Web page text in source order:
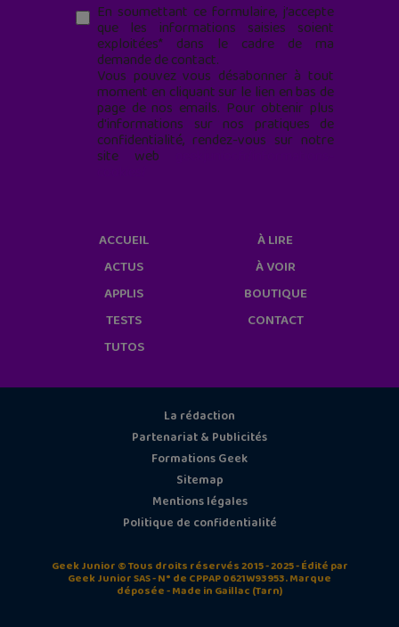
En soumettant ce formulaire, j’accepte
que les informations saisies soient
exploitées* dans le cadre de ma
demande de contact.
Vous pouvez vous désabonner à tout
moment en cliquant sur le lien en bas de
page de nos emails. Pour obtenir plus
d'informations sur nos pratiques de
confidentialité, rendez-vous sur notre
site web
ACCUEIL
ACTUS
APPLIS
TESTS
TUTOS
À LIRE
À VOIR
BOUTIQUE
CONTACT
La rédaction
Partenariat & Publicités
Formations Geek
Sitemap
Mentions légales
Politique de confidentialité
Geek Junior © Tous droits réservés 2015 - 2025 - Édité par
Geek Junior SAS - N° de CPPAP 0621W93953. Marque
déposée - Made in Gaillac (Tarn)